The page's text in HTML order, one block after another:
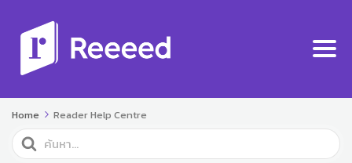
Home Reader Help Centre
Search
For